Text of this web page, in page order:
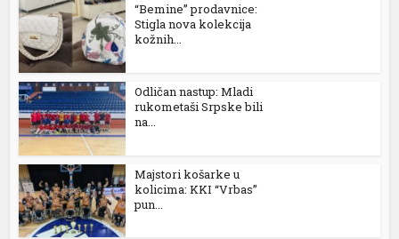
“Bemine” prodavnice:
Stigla nova kolekcija
kožnih...
Odličan nastup: Mladi
rukometaši Srpske bili
na...
Majstori košarke u
kolicima: KKI “Vrbas”
pun...